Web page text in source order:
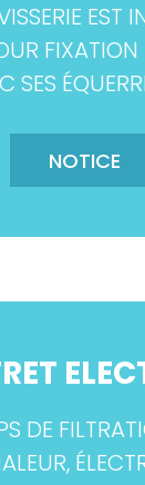
EST
FIXATION
SES
NOTICE
DE